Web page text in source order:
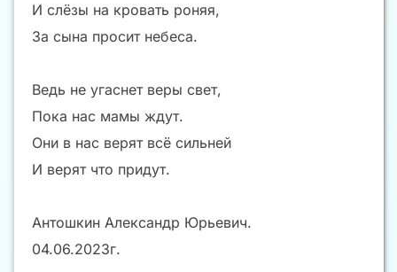
И слёзы на кровать роняя,
За сына просит небеса.
Ведь не угаснет веры свет,
Пока нас мамы ждут.
Они в нас верят всё сильней
И верят что придут.
Антошкин Александр Юрьевич.
04.06.2023г.